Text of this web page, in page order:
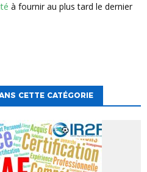
à fournir au plus tard le dernier
CETTE CATÉGORIE